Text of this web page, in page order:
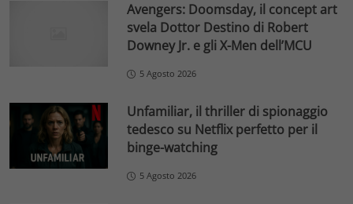
Avengers: Doomsday, il concept art
svela Dottor Destino di Robert
Downey Jr. e gli X-Men dell’MCU
5 Agosto 2026
Unfamiliar, il thriller di spionaggio
tedesco su Netflix perfetto per il
binge-watching
5 Agosto 2026